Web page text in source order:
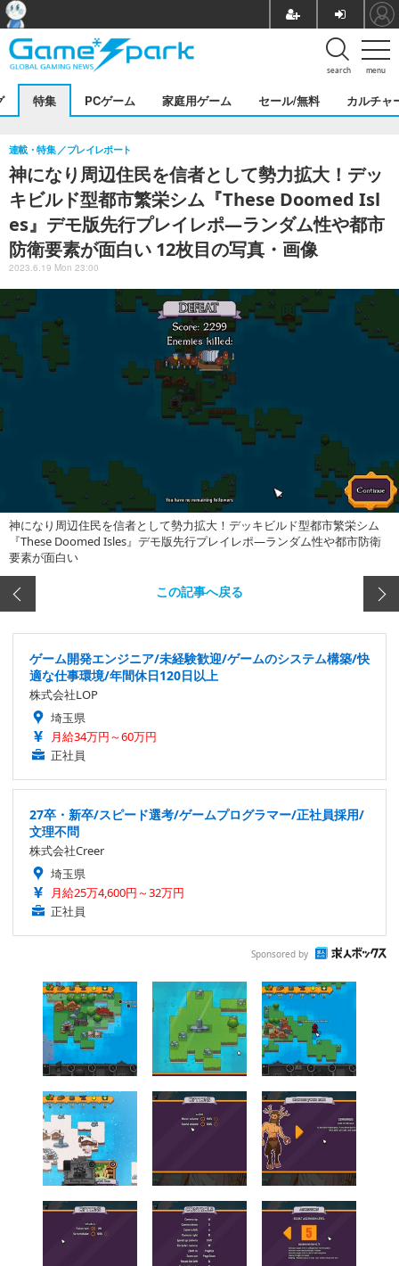
menu
search
特集 PCゲーム 家庭用ゲーム セール/無料 カルチャ
神になり周辺住民を信者として勢力拡大！デッ
キビルド型都市繁栄シム『These Doomed Isl
es』デモ版先行プレイレポ―ランダム性や都市
防衛要素が面白い 12枚目の写真・画像
連載・特集 プレイレポート
2023.6.19 Mon 23:00
神になり周辺住民を信者として勢力拡大！デッキビルド型都市繁栄シム
『These Doomed Isles』デモ版先行プレイレポ―ランダム性や都市防衛
要素が面白い
この記事へ戻る
ゲーム開発エンジニア/未経験歓迎/ゲームのシステム構築/快
適な仕事環境/年間休日120日以上
株式会社LOP
埼玉県
月給34万円～60万円
正社員
27卒・新卒/スピード選考/ゲームプログラマー/正社員採用/
文理不問
株式会社Creer
埼玉県
月給25万4,600円～32万円
正社員
Sponsored by